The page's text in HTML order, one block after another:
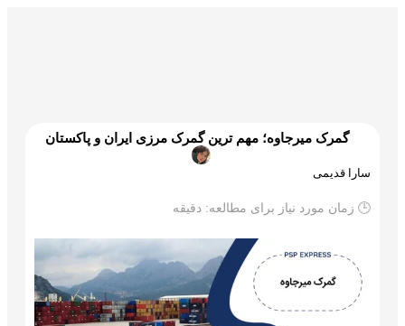
گمرک میرجاوه؛ مهم ترین گمرک مرزی ایران و پاکستان
سارا قدیمی
🕒 زمان مورد نیاز برای مطالعه: دقیقه